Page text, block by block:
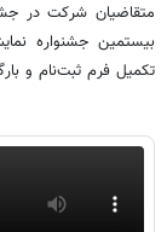
متقاضیان شرکت در
بیستمین جشنواره
تکمیل فرم ثبت‌نام و